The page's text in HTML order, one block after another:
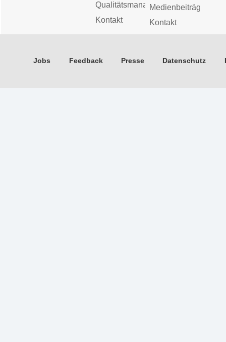
Qualitätsmanagement
Kontakt
Medienbeiträge
Kontakt
Jobs Feedback Presse Datenschutz